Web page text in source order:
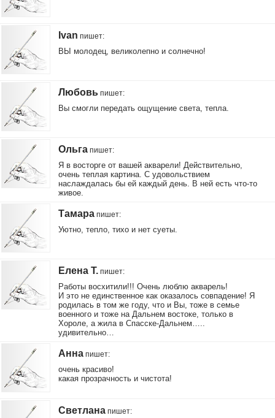
Ivan пишет:
ВЫ молодец, великолепно и солнечно!
Любовь пишет:
Вы смогли передать ощущение света, тепла.
Ольга пишет:
Я в восторге от вашей акварели! Действительно,
очень теплая картина. С удовольствием
наслаждалась бы ей каждый день. В ней есть что-то
живое.
Тамара пишет:
Уютно, тепло, тихо и нет суеты.
Елена Т. пишет:
Работы восхитили!!! Очень люблю акварель!
И это не единственное как оказалось совпадение! Я
родилась в том же году, что и Вы, тоже в семье
военного и тоже на Дальнем востоке, только в
Хороле, а жила в Спасске-Дальнем…..
удивительно…
Анна пишет:
очень красиво!
какая прозрачность и чистота!
Светлана пишет: